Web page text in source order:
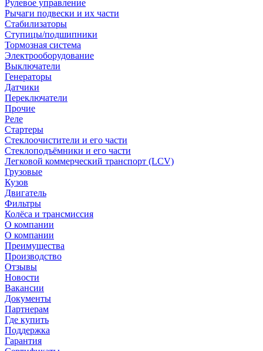
Рулевое управление
Рычаги подвески и их части
Стабилизаторы
Ступицы/подшипники
Тормозная система
Электрооборудование
Выключатели
Генераторы
Датчики
Переключатели
Прочие
Реле
Стартеры
Стеклоочистители и его части
Стеклоподъёмники и его части
Легковой коммерческий транспорт (LCV)
Грузовые
Кузов
Двигатель
Фильтры
Колёса и трансмиссия
О компании
О компании
Преимущества
Производство
Отзывы
Новости
Вакансии
Документы
Партнерам
Где купить
Поддержка
Гарантия